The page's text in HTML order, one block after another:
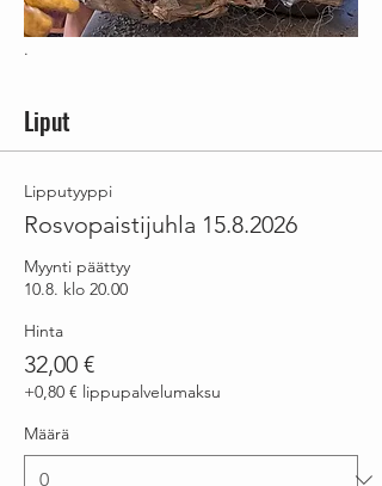
.
Liput
Lipputyyppi
Rosvopaistijuhla 15.8.2026
Myynti päättyy
10.8. klo 20.00
Hinta
32,00 €
+0,80 € lippupalvelumaksu
Määrä